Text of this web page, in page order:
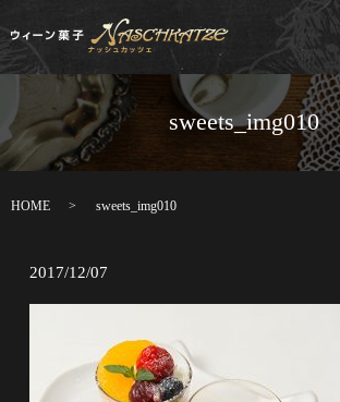
sweets_img010
HOME sweets_img010
2017/12/07